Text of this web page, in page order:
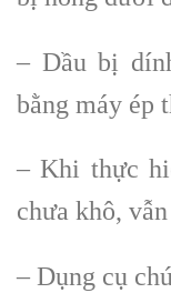
– Dầu bị
bằng máy ép
– Khi thực
chưa khô,
– Dụng cụ